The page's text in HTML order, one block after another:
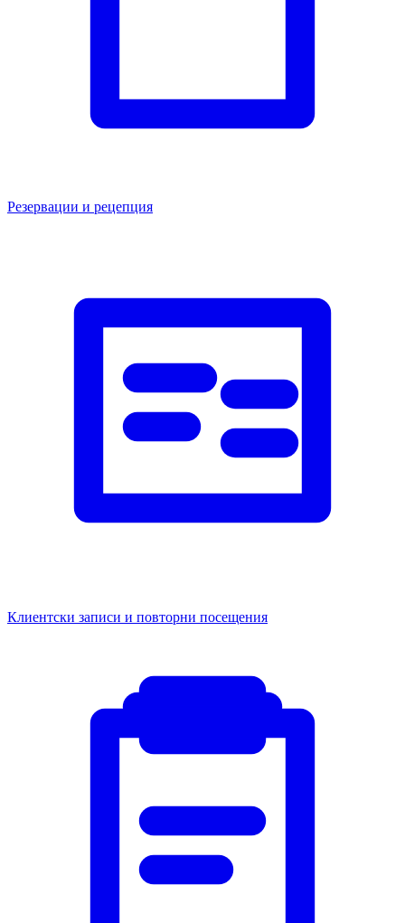
Резервации и рецепция
Клиентски записи и повторни посещения